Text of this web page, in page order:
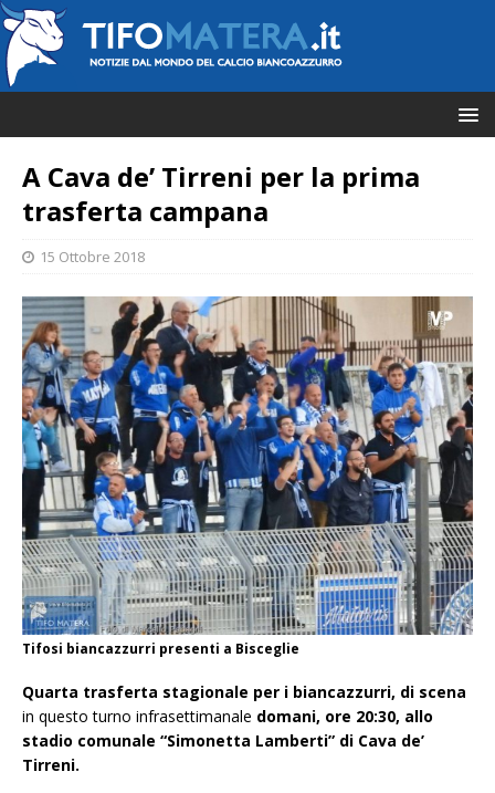
A Cava de’ Tirreni per la prima
trasferta campana
15 Ottobre 2018
Tifosi biancazzurri presenti a Bisceglie
Quarta trasferta stagionale per i biancazzurri, di scena
in questo turno infrasettimanale domani, ore 20:30, allo
stadio comunale “Simonetta Lamberti” di Cava de’
Tirreni.